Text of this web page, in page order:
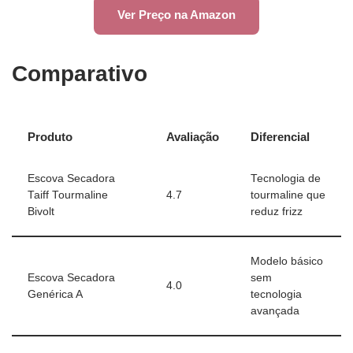
Ver Preço na Amazon
Comparativo
Produto Avaliação Diferencial
Escova Secadora
Taiff Tourmaline
Bivolt
4.7
Tecnologia de
tourmaline que
reduz frizz
Escova Secadora
Genérica A
4.0
Modelo básico
sem
tecnologia
avançada